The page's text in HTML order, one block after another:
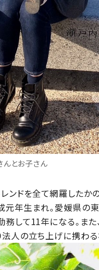
んとお子さん
ンドを全て網羅したか
元年生まれ。愛媛県の
して11年になる。ま
人の立ち上げに携わる